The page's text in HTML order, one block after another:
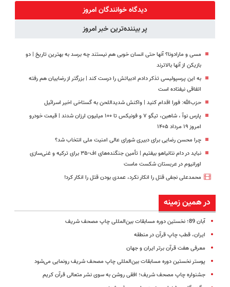
سبک و مقاوم |
پرداخت قسطی
کردی!(تخفیف
ویژه)
امشب)
دیدگاه خوانندگان امروز
پر بیننده‌ترین خبر امروز
مسی و مارادونا؟ آنها حتی انسان خوبی هم نیستند چه برسد به بهترین تاریخ | دو
بازیکن از آنها بالاترند
به این پرسپولیسی تذکر دادم ادبیاتش را درست کند | بزرگتر از رضاییان هم رفته
اتفاقی نیفتاده است
حزب‌الله: فورا اقدام کنید | واکنش شدیداللحن به گستاخی اخیر اسرائیل
پارس نوآ ، شاهین، تیگو ۷ و فونیکس تا ۱۰۰ میلیون ارزان شدند | قیمت خودرو
امروز ۱۹ مرداد ۱۴۰۵
چرا محسن رضایی برای دبیری شورای عالی امنیت ملی انتخاب شد؟
نباید در دام نتانیاهو بیفتیم | تأمین جنگنده‌های اف-۳۵ برای ترکیه و غنی‌سازی
اورانیوم در عربستان شکست ماست
محمدعلی نجفی قتل را انکار نکرد، عمدی بودن قتل را انکار کرد!
در همین زمینه
آبان 89؛ نخستین دوره مسابقات بین‌المللی چاپ مصحف شریف
ایران، قطب چاپ قرآن در منطقه
معرفی هفت قرآن برتر ایران و جهان
پوستر نخستین دوره مسابقات بین‌المللی چاپ مصحف شریف رونمایی می‌شود
جشنواره چاپ مصحف شریف؛ افقی روشن به سوی نشر متعالی قرآن کریم